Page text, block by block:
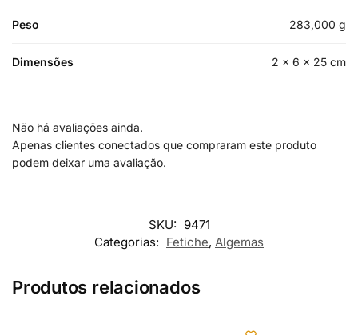
Peso 283,000 g
Dimensões 2 × 6 × 25 cm
Não há avaliações ainda.
Apenas clientes conectados que compraram este produto
podem deixar uma avaliação.
SKU: 9471
Categorias: Fetiche, Algemas
Produtos relacionados